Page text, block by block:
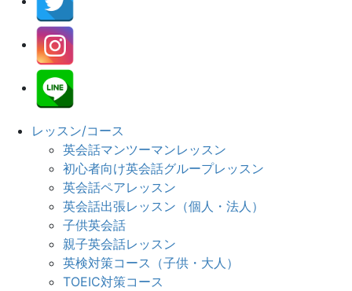
レッスン/コース
英会話マンツーマンレッスン
初心者向け英会話グループレッスン
英会話ペアレッスン
英会話出張レッスン（個人・法人）
子供英会話
親子英会話レッスン
英検対策コース（子供・大人）
TOEIC対策コース